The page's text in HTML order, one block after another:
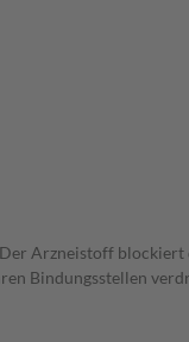
Arzneistoff blockiert
Bindungsstellen